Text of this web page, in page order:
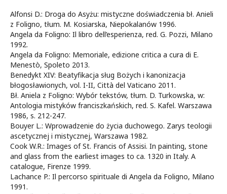
Alfonsi D.: Droga do Asyżu: mistyczne doświadczenia bł. Anieli
z Foligno, tłum. M. Kosiarska, Niepokalanów 1996.
Angela da Foligno: Il libro dell’esperienza, red. G. Pozzi, Milano
1992.
Angela da Foligno: Memoriale, edizione critica a cura di E.
Menestò, Spoleto 2013.
Benedykt XIV: Beatyfikacja sług Bożych i kanonizacja
błogosławionych, vol. I-II, Città del Vaticano 2011.
Bł. Aniela z Foligno: Wybór tekstów, tłum. D. Turkowska, w:
Antologia mistyków franciszkańskich, red. S. Kafel. Warszawa
1986, s. 212-247.
Bouyer L.: Wprowadzenie do życia duchowego. Zarys teologii
ascetycznej i mistycznej, Warszawa 1982.
Cook W.R.: Images of St. Francis of Assisi. In painting, stone
and glass from the earliest images to ca. 1320 in Italy. A
catalogue, Firenze 1999.
Lachance P.: Il percorso spirituale di Angela da Foligno, Milano
1991.